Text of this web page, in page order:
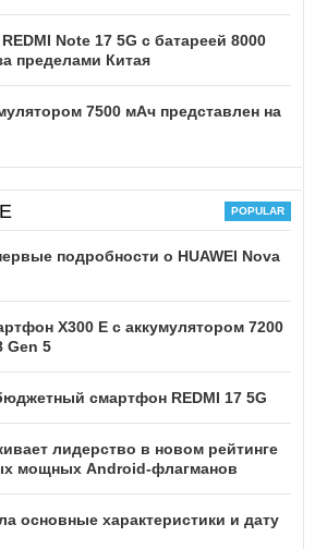
Note 17 5G с батареей 8000
пределами Китая
7500 мАч представлен на
подробности о HUAWEI Nova
X300 E с аккумулятором 7200
Gen 5
смартфон REDMI 17 5G
лидерство в новом рейтинге
мощных Android-флагманов
основные характеристики и дату